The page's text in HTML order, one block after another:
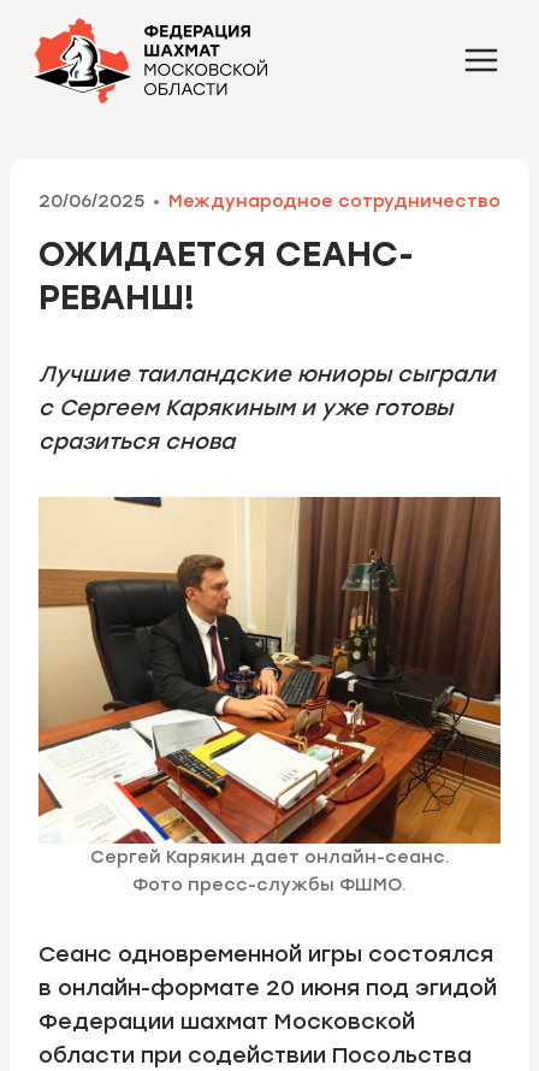
Перейти
содержимому
20/06/2025 Международное сотрудничество
ОЖИДАЕТСЯ СЕАНС-
РЕВАНШ!
Лучшие таиландские юниоры сыграли
с Сергеем Карякиным и уже готовы
сразиться снова
Сергей Карякин дает онлайн-сеанс.
Фото пресс-службы ФШМО.
Сеанс одновременной игры состоялся
в онлайн-формате 20 июня под эгидой
Федерации шахмат Московской
области при содействии Посольства